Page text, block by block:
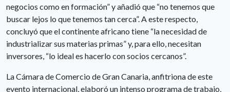
negocios como en formación” y añadió que “no tenemos que
buscar lejos lo que tenemos tan cerca”. A este respecto,
concluyó que el continente africano tiene “la necesidad de
industrializar sus materias primas” y, para ello, necesitan
inversores, “lo ideal es hacerlo con socios cercanos”.
La Cámara de Comercio de Gran Canaria, anfitriona de este
evento internacional, elaboró un intenso programa de trabajo,